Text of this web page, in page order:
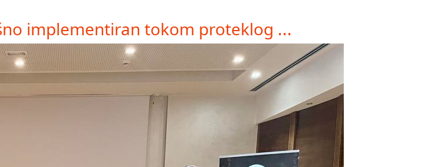
implementiran tokom proteklog ...